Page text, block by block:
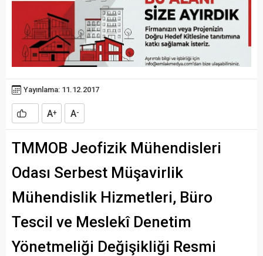
Yayınlama: 11.12.2017
A+ A-
TMMOB Jeofizik Mühendisleri
Odası Serbest Müşavirlik
Mühendislik Hizmetleri, Büro
Tescil ve Meslekî Denetim
Yönetmeliği Değişikliği Resmi